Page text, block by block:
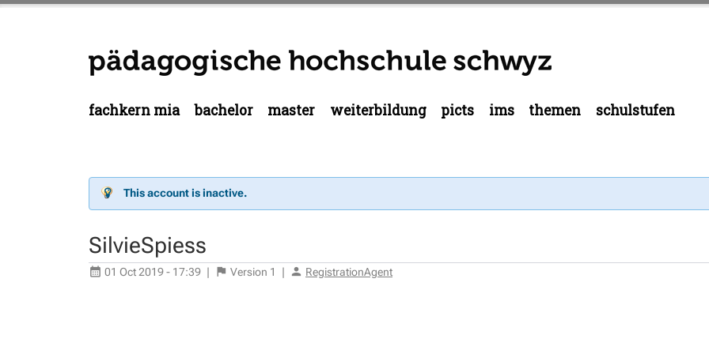
fachkern mia bachelor master weiterbildung picts ims themen schulstufen
This account is inactive.
SilvieSpiess
01 Oct 2019 - 17:39 | Version 1 | RegistrationAgent